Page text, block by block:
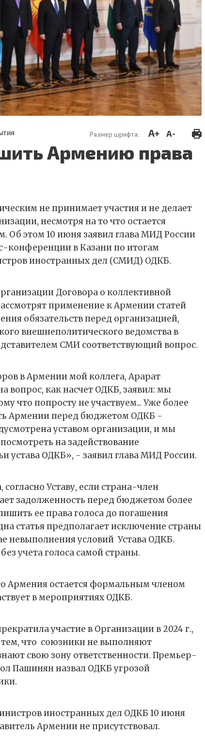
Размер шрифта: A+ A-
Армению права
не принимает участия и не делает
несмотря на то что остается
Об этом 10 июня заявил глава МИД России
конференции в Казани по итогам
иностранных дел (СМИД) ОДКБ.
Договора о коллективной
применение к Армении статей
обязательств перед организацией,
внешнеполитического ведомства в
СМИ соответствующий вопрос.
в Армении мой коллега, Арарат
вопрос, как насчет ОДКБ, заявил: мы
что попросту не участвуем... Уже более
Армении перед бюджетом ОДКБ -
уставом организации, и мы
на задействование
устава ОДКБ», - заявил глава МИД России.
согласно Уставу, если страна-член
задолженность перед бюджетом более
ее права голоса до погашения
статья предполагает исключение страны
невыполнения условий Устава ОДКБ.
учета голоса самой страны.
Армения остается формальным членом
в мероприятиях ОДКБ.
участие в Организации в 2024 г.,
что союзники не выполняют
свою зону ответственности. Премьер-
Пашинян назвал ОДКБ угрозой
иностранных дел ОДКБ 10 июня
Армении не присутствовал.